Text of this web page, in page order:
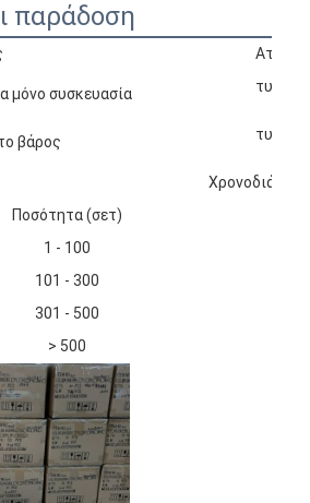
παράδοση
μόνο συσκευασία
βάρος
Ποσότητα (σετ)
1 - 100
101 - 300
301 - 500
> 500